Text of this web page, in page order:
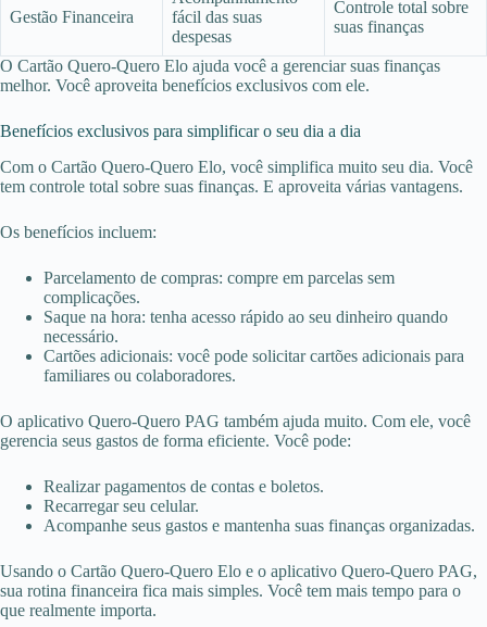
Gestão Financeira
fácil das suas
despesas
Controle total sobre
suas finanças
O Cartão Quero-Quero Elo ajuda você a gerenciar suas finanças
melhor. Você aproveita benefícios exclusivos com ele.
Benefícios exclusivos para simplificar o seu dia a dia
Com o Cartão Quero-Quero Elo, você simplifica muito seu dia. Você
tem controle total sobre suas finanças. E aproveita várias vantagens.
Os benefícios incluem:
Parcelamento de compras: compre em parcelas sem
complicações.
Saque na hora: tenha acesso rápido ao seu dinheiro quando
necessário.
Cartões adicionais: você pode solicitar cartões adicionais para
familiares ou colaboradores.
O aplicativo Quero-Quero PAG também ajuda muito. Com ele, você
gerencia seus gastos de forma eficiente. Você pode:
Realizar pagamentos de contas e boletos.
Recarregar seu celular.
Acompanhe seus gastos e mantenha suas finanças organizadas.
Usando o Cartão Quero-Quero Elo e o aplicativo Quero-Quero PAG,
sua rotina financeira fica mais simples. Você tem mais tempo para o
que realmente importa.